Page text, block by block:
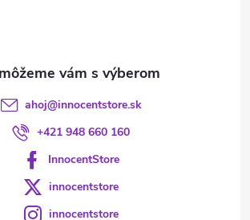
ahoj@innocentstore.sk
+421 948 660 160
InnocentStore
innocentstore
innocentstore